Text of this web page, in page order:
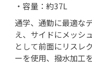
・容量：約37L
通学、通勤に最適な
え、サイドにメッシ
として前面にリスレ
ーを使用、撥水加工